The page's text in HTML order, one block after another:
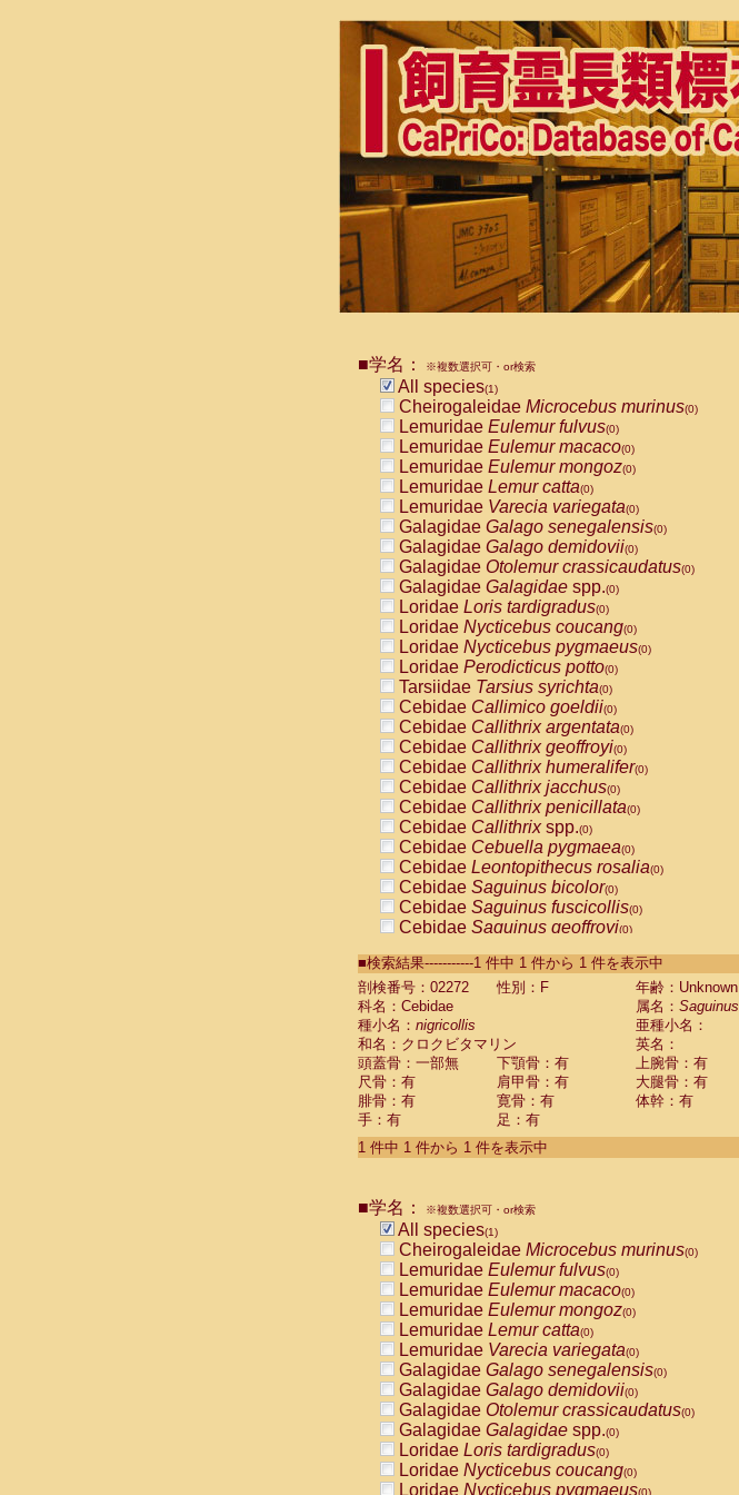
■学名： ※複数選択可・or検索
All species(1)
Cheirogaleidae Microcebus murinus(0)
Lemuridae Eulemur fulvus(0)
Lemuridae Eulemur macaco(0)
Lemuridae Eulemur mongoz(0)
Lemuridae Lemur catta(0)
Lemuridae Varecia variegata(0)
Galagidae Galago senegalensis(0)
Galagidae Galago demidovii(0)
Galagidae Otolemur crassicaudatus(0)
Galagidae Galagidae spp.(0)
Loridae Loris tardigradus(0)
Loridae Nycticebus coucang(0)
Loridae Nycticebus pygmaeus(0)
Loridae Perodicticus potto(0)
Tarsiidae Tarsius syrichta(0)
Cebidae Callimico goeldii(0)
Cebidae Callithrix argentata(0)
Cebidae Callithrix geoffroyi(0)
Cebidae Callithrix humeralifer(0)
Cebidae Callithrix jacchus(0)
Cebidae Callithrix penicillata(0)
Cebidae Callithrixspp.(0)
Cebidae Cebuella pygmaea(0)
Cebidae Leontopithecus rosalia(0)
Cebidae Saguinus bicolor(0)
Cebidae Saguinus fuscicollis(0)
Cebidae Saguinus geoffroyi(0)
CebidaeSaguinus labiatus(0)
Cebidae Saguinus leucopus (0)
Cebidae
CebidaeSaguinus mystax
CebidaeSaguinus nigricollis (1)
Cebidae Saguinus oedipus
Cebidae Saguinus weddelli
Cebidae Saguinusspp.
Cebidae Aotus trivirgatus
Cebidae Cebus albifrons
CebidaeCebus nigrivittatus
CebidaeCebus
CebidaeSaimiri boliviensis(0)
CebidaeSaimiri sciureus(0)
AtelidaeAlouatta caraya(0)
AtelidaeAlouatta fusca(0)
AtelidaeAlouatta seniculus
AtelidaeAlouattaspp.(0)
AtelidaeAteles belzebuth(0)
AtelidaeAteles geoffroyi(0)
AtelidaeAteles paniscus(0)
AtelidaeAtelesspp.(0)
Atelidae Lagothrix lagothricha
AtelidaeLagothrix lagothricha cana
PitheciidaeCacajao calvus rubicundus
■検索結果-----------1 件中 1 件から 1 件を表示中
剖検番号：02272
性別：F
年齢：Unknown
科名：Cebidae
属名： Saguinus
種小名： nigricollis
亜種小名：
和名：クロクビタマリン
英名：
頭蓋骨：一部無
下顎骨：有 上腕骨：有
尺骨：有
肩甲骨：有 大腿骨：有
腓骨：有
寛骨：有
体幹：有
手：有
足：有
1 件中 1 件から 1 件を表示中
■学名： ※複数選択可・or検索
All species(1)
Cheirogaleidae Microcebus murinus(0)
Lemuridae Eulemur fulvus(0)
Lemuridae Eulemur macaco(0)
Lemuridae Eulemur mongoz(0)
Lemuridae Lemur catta(0)
Lemuridae Varecia variegata(0)
Galagidae Galago senegalensis(0)
Galagidae Galago demidovii(0)
Galagidae Otolemur crassicaudatus(0)
Galagidae Galagidae spp.(0)
Loridae Loris tardigradus(0)
Loridae Nycticebus coucang(0)
Loridae Nycticebus pygmaeus(0)